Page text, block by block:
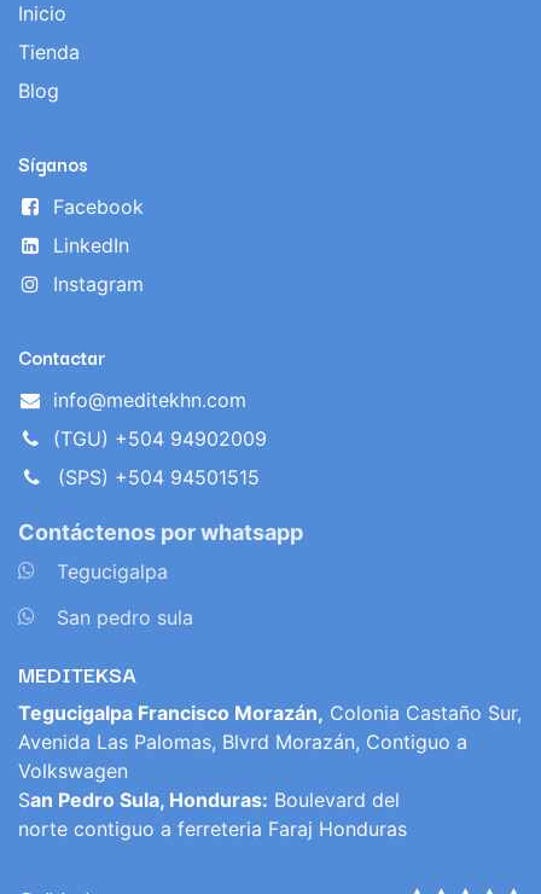
Inicio
Tienda
Blog
Síganos
Facebook
LinkedIn
Instagram
Contactar
info@meditekhn.com
(TGU) +504 94902009
(SPS) +504 94501515
Contáctenos por whatsapp
Tegucigalpa
San pedro sula
MEDITEKSA
Tegucigalpa Francisco Morazán, Colonia Castaño Sur,
Avenida Las Palomas, Blvrd Morazán, Contiguo a
Volkswagen
San Pedro Sula, Honduras: Boulevard del
norte contiguo a ferreteria Faraj Honduras